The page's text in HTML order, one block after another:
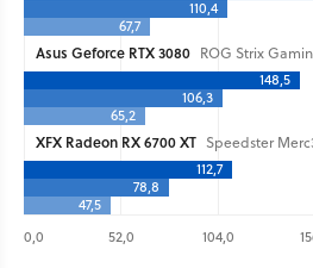
110,4
67,7
Asus Geforce RTX 3080 ROG Strix
148,5
106,3
65,2
XFX Radeon RX 6700 XT Speedster
112,7
78,8
47,5
0,0
52,0 104,0